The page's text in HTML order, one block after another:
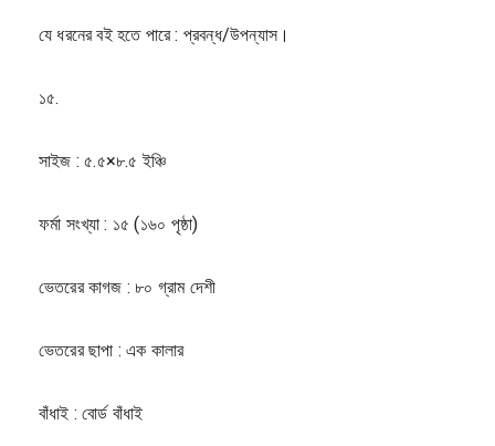
যে ধরনের বই হতে পারে : প্রবন্ধ/উপন্যাস।
১৫.
সাইজ : ৫.৫×৮.৫ ইঞ্চি
ফর্মা সংখ্যা : ১৫ (১৬০ পৃষ্ঠা)
ভেতরের কাগজ : ৮০ গ্রাম দেশী
ভেতরের ছাপা : এক কালার
বাঁধাই : বোর্ড বাঁধাই